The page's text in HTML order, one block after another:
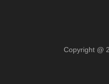
Copyright @